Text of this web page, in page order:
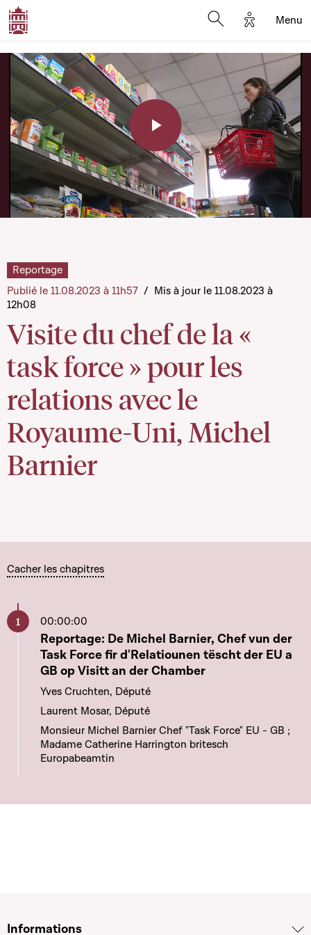
Options
Menu
Play
Video
Visite du chef de la «
task force » pour les
relations avec le
Royaume-Uni, Michel
Barnier
Reportage
Publié le 11.08.2023 à 11h57 / Mis à jour le 11.08.2023 à
12h08
Cacher les chapitres
00:00:00
Aller à ce chapitre
Reportage: De Michel Barnier, Chef vun der
Task Force fir d'Relatiounen tëscht der EU a
GB op Visitt an der Chamber
Yves Cruchten, Député
Laurent Mosar, Député
Monsieur Michel Barnier Chef "Task Force" EU - GB ;
Madame Catherine Harrington britesch
Europabeamtin
Informations